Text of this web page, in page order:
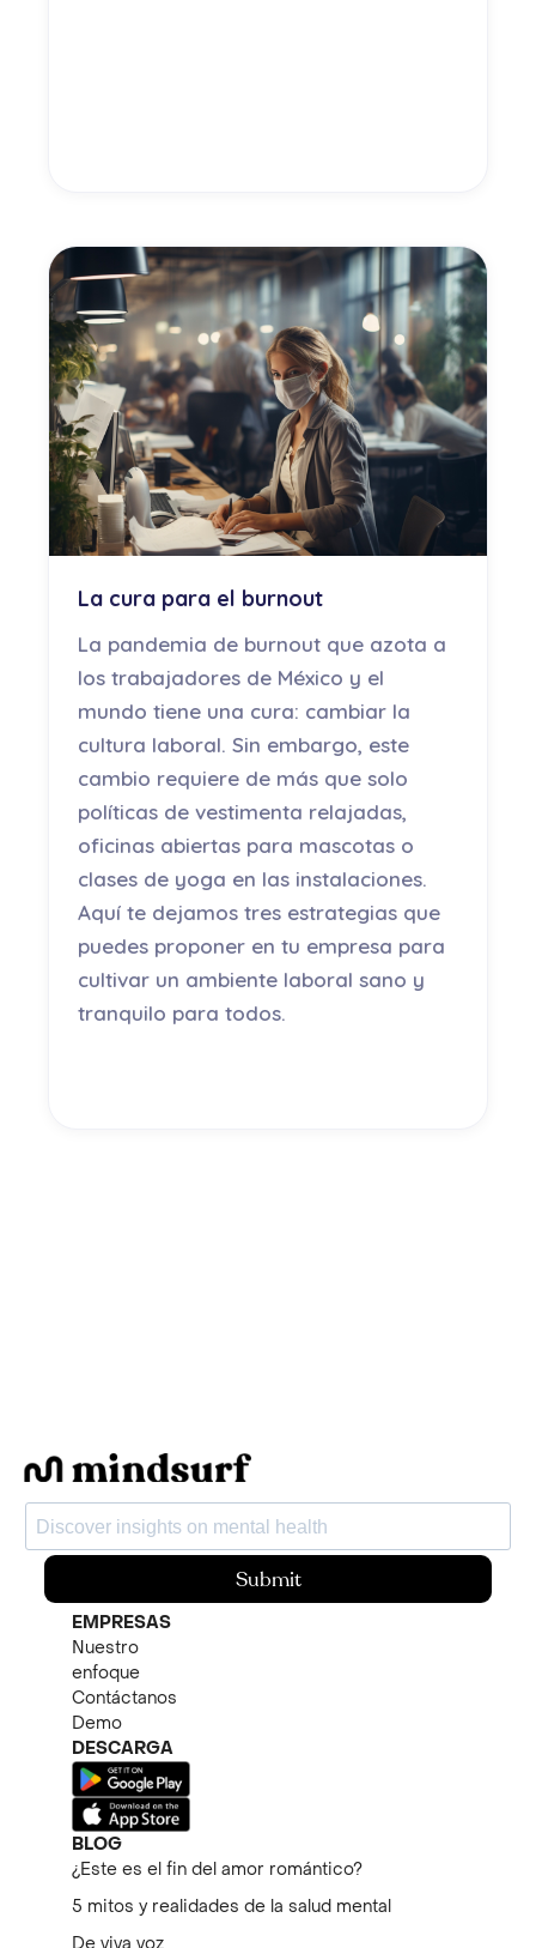
La cura para el burnout
La pandemia de burnout que azota a
los trabajadores de México y el
mundo tiene una cura: cambiar la
cultura laboral. Sin embargo, este
cambio requiere de más que solo
políticas de vestimenta relajadas,
oficinas abiertas para mascotas o
clases de yoga en las instalaciones.
Aquí te dejamos tres estrategias que
puedes proponer en tu empresa para
cultivar un ambiente laboral sano y
tranquilo para todos.
Submit
EMPRESAS
Nuestro
enfoque
Contáctanos
Demo
DESCARGA
BLOG
¿Este es el fin del amor romántico?
5 mitos y realidades de la salud mental